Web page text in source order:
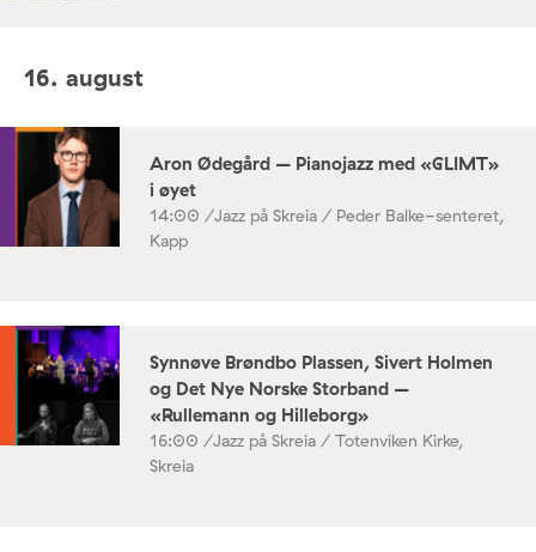
16. august
Aron Ødegård – Pianojazz med «GLIMT»
i øyet
14:00 /Jazz på Skreia / Peder Balke-senteret,
Kapp
Synnøve Brøndbo Plassen, Sivert Holmen
og Det Nye Norske Storband –
«Rullemann og Hilleborg»
16:00 /Jazz på Skreia / Totenviken Kirke,
Skreia